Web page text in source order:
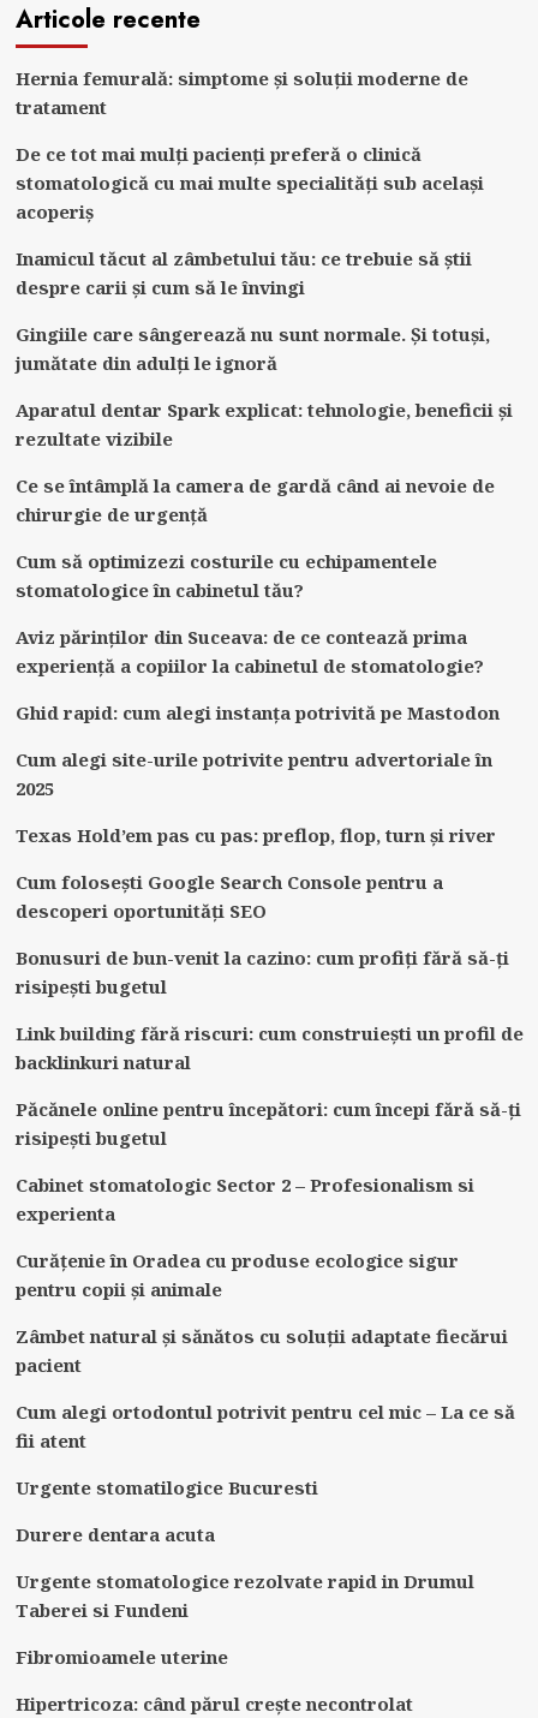
2024
Alegerea
masina
ta
Articole recente
Hernia femurală: simptome și soluții moderne de
tratament
De ce tot mai mulți pacienți preferă o clinică
stomatologică cu mai multe specialități sub același
acoperiș
Inamicul tăcut al zâmbetului tău: ce trebuie să știi
despre carii și cum să le învingi
Gingiile care sângerează nu sunt normale. Și totuși,
jumătate din adulți le ignoră
Aparatul dentar Spark explicat: tehnologie, beneficii și
rezultate vizibile
Ce se întâmplă la camera de gardă când ai nevoie de
chirurgie de urgență
Cum să optimizezi costurile cu echipamentele
stomatologice în cabinetul tău?
Aviz părinților din Suceava: de ce contează prima
experiență a copiilor la cabinetul de stomatologie?
Ghid rapid: cum alegi instanța potrivită pe Mastodon
Cum alegi site-urile potrivite pentru advertoriale în
2025
Texas Hold’em pas cu pas: preflop, flop, turn și river
Cum folosești Google Search Console pentru a
descoperi oportunități SEO
Bonusuri de bun-venit la cazino: cum profiți fără să-ți
risipești bugetul
Link building fără riscuri: cum construiești un profil de
backlinkuri natural
Păcănele online pentru începători: cum începi fără să-ți
risipești bugetul
Cabinet stomatologic Sector 2 – Profesionalism si
experienta
Curățenie în Oradea cu produse ecologice sigur
pentru copii și animale
Zâmbet natural și sănătos cu soluții adaptate fiecărui
pacient
Cum alegi ortodontul potrivit pentru cel mic – La ce să
fii atent
Urgente stomatilogice Bucuresti
Durere dentara acuta
Urgente stomatologice rezolvate rapid in Drumul
Taberei si Fundeni
Fibromioamele uterine
Hipertricoza: când părul crește necontrolat